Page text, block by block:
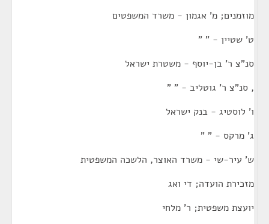
מוזמנים; מ' אגמון - משרד המשפטים
ט' שטיין - " "
סנ"צ ר' בן-יוסף - משטרת ישראל
, סנ"צ ר' גוטליב - " "
ו' לוסטיג - בנק ישראל
ג' מרקס - " "
ש' עיר-שי - משרד האוצר, הלשכה המשפטית
מזכירת הועדה; די ואג
יועצת משפטית; ר' מלחי